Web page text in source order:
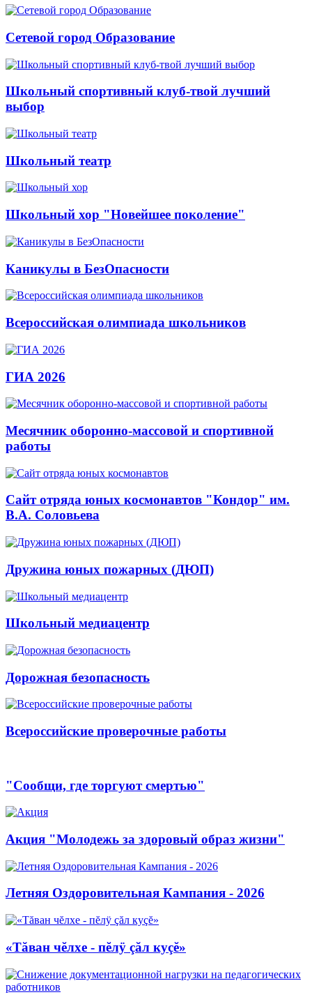
Сетевой город Образование
Школьный спортивный клуб-твой лучший
выбор
Школьный театр
Школьный хор "Новейшее поколение"
Каникулы в БезОпасности
Всероссийская олимпиада школьников
ГИА 2026
Месячник оборонно-массовой и спортивной
работы
Сайт отряда юных космонавтов "Кондор" им.
В.А. Соловьева
Дружина юных пожарных (ДЮП)
Школьный медиацентр
Дорожная безопасность
Всероссийские проверочные работы
"Сообщи, где торгуют смертью"
Акция "Молодежь за здоровый образ жизни"
Летняя Оздоровительная Кампания - 2026
«Тăван чĕлхе - пĕлÿ çăл куçĕ»